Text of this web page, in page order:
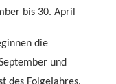
bis 30. April
die
und